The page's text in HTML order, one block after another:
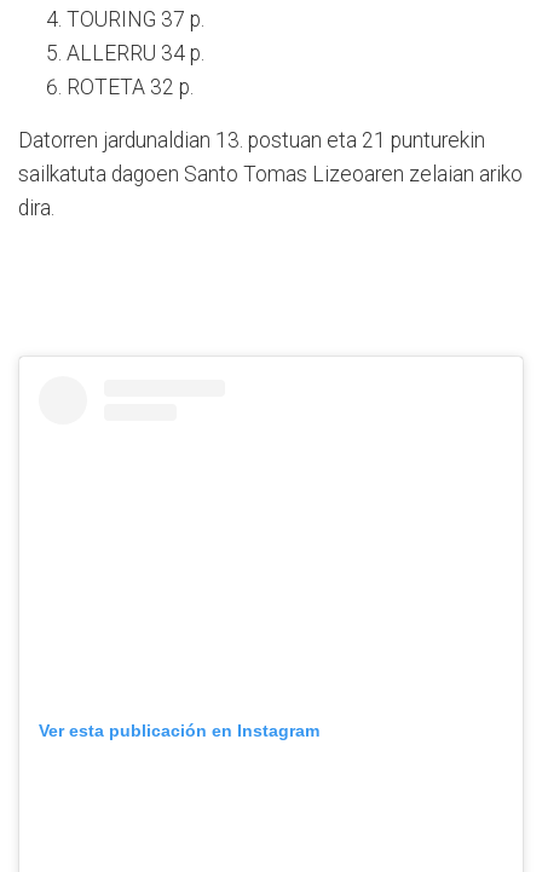
TOURING 37 p.
ALLERRU 34 p.
ROTETA 32 p.
Datorren jardunaldian 13. postuan eta 21 punturekin
sailkatuta dagoen Santo Tomas Lizeoaren zelaian ariko
dira.
Ver esta publicación en Instagram